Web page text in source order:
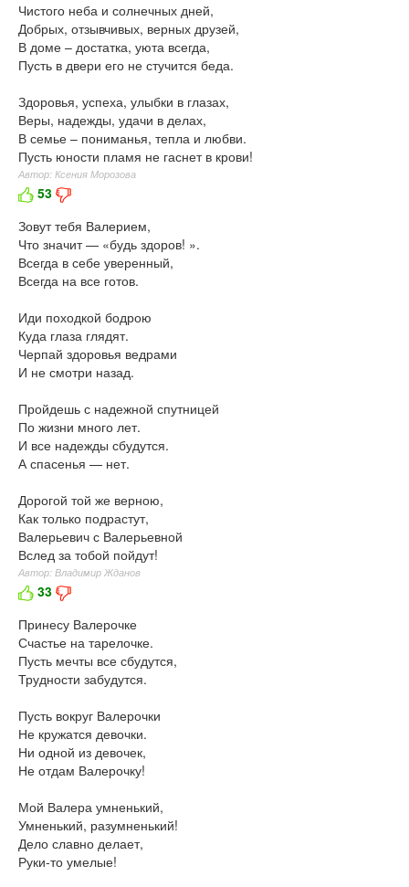
Чистого неба и солнечных дней,
Добрых, отзывчивых, верных друзей,
В доме – достатка, уюта всегда,
Пусть в двери его не стучится беда.
Здоровья, успеха, улыбки в глазах,
Веры, надежды, удачи в делах,
В семье – пониманья, тепла и любви.
Пусть юности пламя не гаснет в крови!
Автор: Ксения Морозова
53
Зовут тебя Валерием,
Что значит — «будь здоров! ».
Всегда в себе уверенный,
Всегда на все готов.
Иди походкой бодрою
Куда глаза глядят.
Черпай здоровья ведрами
И не смотри назад.
Пройдешь с надежной спутницей
По жизни много лет.
И все надежды сбудутся.
А спасенья — нет.
Дорогой той же верною,
Как только подрастут,
Валерьевич с Валерьевной
Вслед за тобой пойдут!
Автор: Владимир Жданов
33
Принесу Валерочке
Счастье на тарелочке.
Пусть мечты все сбудутся,
Трудности забудутся.
Пусть вокруг Валерочки
Не кружатся девочки.
Ни одной из девочек,
Не отдам Валерочку!
Мой Валера умненький,
Умненький, разумненький!
Дело славно делает,
Руки-то умелые!